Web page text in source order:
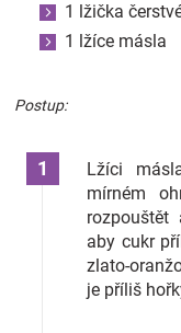
1 lžička
1 lžíce másla
Postup:
Lžíci
mírném
rozpouštět
aby cukr
zlato-
je příliš